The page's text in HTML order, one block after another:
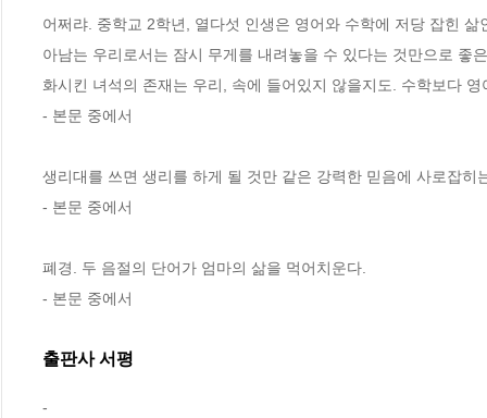
어쩌랴. 중학교 2학년, 열다섯 인생은 영어와 수학에 저당 잡힌
아남는 우리로서는 잠시 무게를 내려놓을 수 있다는 것만으로 좋
화시킨 녀석의 존재는 우리, 속에 들어있지 않을지도. 수학보다
- 본문 중에서
생리대를 쓰면 생리를 하게 될 것만 같은 강력한 믿음에 사로잡
- 본문 중에서
폐경. 두 음절의 단어가 엄마의 삶을 먹어치운다.
- 본문 중에서
출판사 서평
-